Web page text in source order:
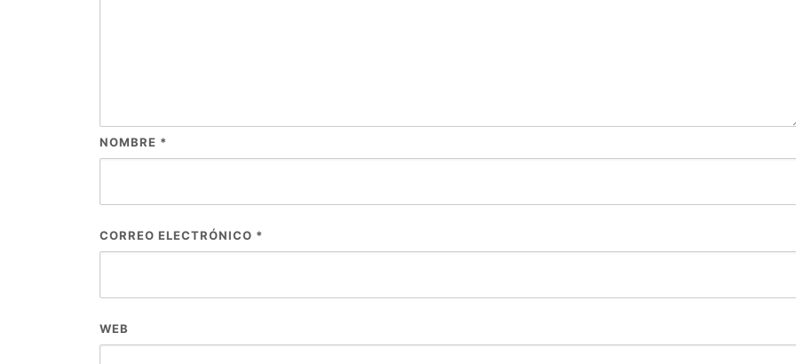
NOMBRE *
CORREO ELECTRÓNICO *
WEB